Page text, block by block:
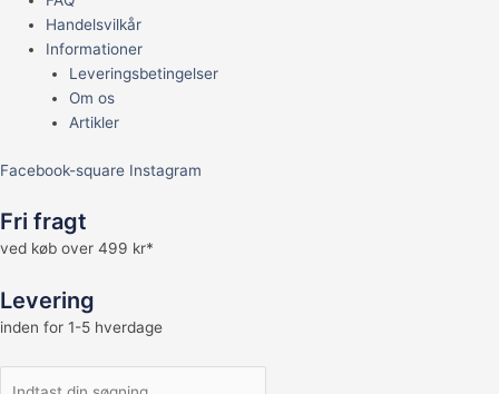
Handelsvilkår
Informationer
Leveringsbetingelser
Om os
Artikler
Facebook-square Instagram
Fri fragt
ved køb over 499 kr*
Levering
inden for 1-5 hverdage